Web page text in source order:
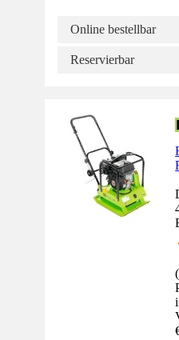
Online bestellbar
Reservierbar
(